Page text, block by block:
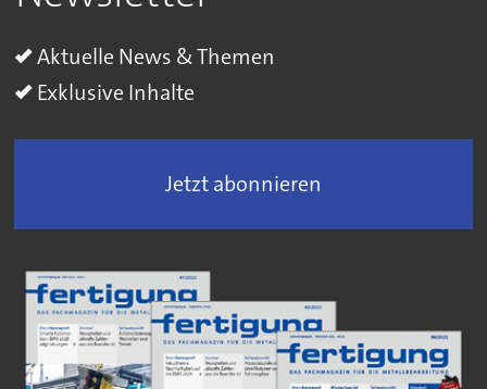
Aktuelle News & Themen
Exklusive Inhalte
Jetzt abonnieren